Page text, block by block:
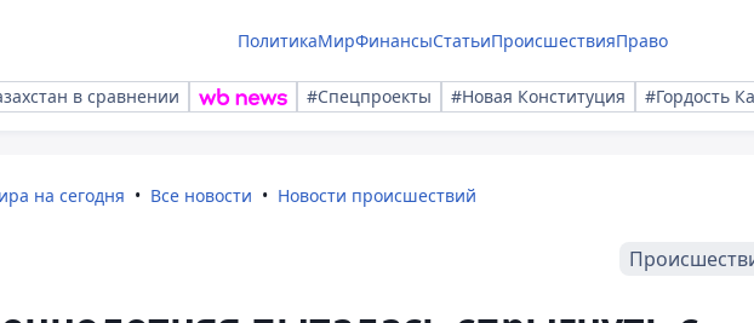
ПолитикаМирФинансыСтатьиПроисшествияПраво
в сравнении #Спецпроекты #Новая Конституция #Гордость
на сегодня Все новости Новости происшествий